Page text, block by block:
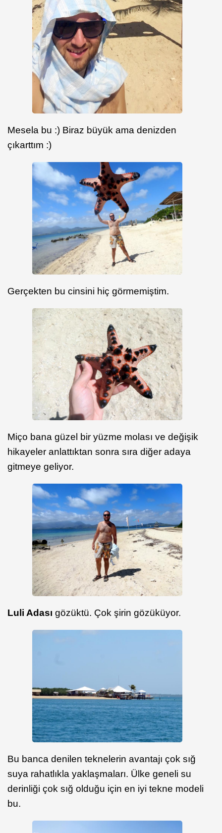
Mesela bu :) Biraz büyük ama denizden
çıkarttım :)
Gerçekten bu cinsini hiç görmemiştim.
Miço bana güzel bir yüzme molası ve değişik
hikayeler anlattıktan sonra sıra diğer adaya
gitmeye geliyor.
Luli Adası gözüktü. Çok şirin gözüküyor.
Bu banca denilen teknelerin avantajı çok sığ
suya rahatlıkla yaklaşmaları. Ülke geneli su
derinliği çok sığ olduğu için en iyi tekne modeli
bu.